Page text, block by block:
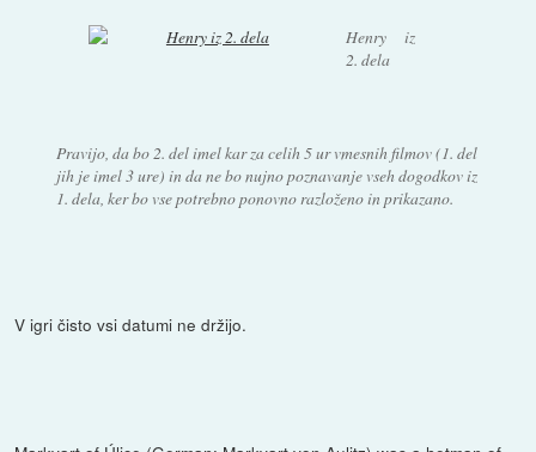
Henry iz
2. dela
Pravijo, da bo 2. del imel kar za celih 5 ur vmesnih filmov (1. del
jih je imel 3 ure) in da ne bo nujno poznavanje vseh dogodkov iz
1. dela, ker bo vse potrebno ponovno razloženo in prikazano.
V igri čisto vsi datumi ne držijo.